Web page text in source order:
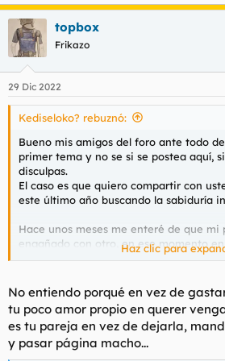
a
c
c
i
e
s
topbox
Frikazo
29 Dic 2022
Kediseloko? rebuznó:
Bueno mis amigos del foro ante todo
primer tema y no se si se postea aquí,
disculpas.
El caso es que quiero compartir con
este último año buscando la sabiduría
Hace unos meses me enteré de que mi
engañado con otro, en ese momento
dejarlo tuve la brillante idea de
Me abrí tinder y Badoo y paso a relatar
este par de meses.
Mi primera experiencia fue con una
mucho pero bueno, había feeling y se la
Haz clic para
No entiendo porqué en vez de
tu poco amor propio en querer
es tu pareja en vez de dejarla,
y pasar página macho...